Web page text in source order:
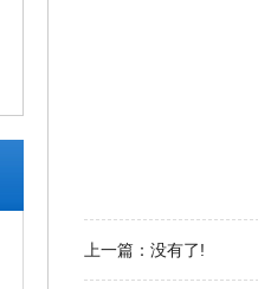
上一篇：没有了!